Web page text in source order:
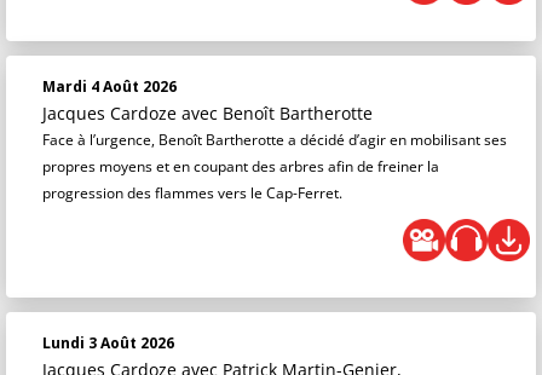
Mardi 4 Août 2026
Jacques Cardoze avec Benoît Bartherotte
Face à l’urgence, Benoît Bartherotte a décidé d’agir en mobilisant ses
propres moyens et en coupant des arbres afin de freiner la
progression des flammes vers le Cap-Ferret.
Lundi 3 Août 2026
Jacques Cardoze avec Patrick Martin-Genier,